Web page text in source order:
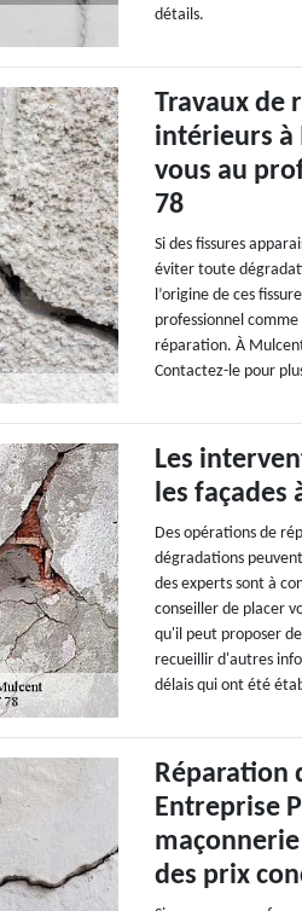
détails.
Travaux de
intérieurs à
vous au
78
Si des fissures
éviter toute
l’origine de ces
professionnel
réparation. À
Contactez-le pour
Les
les façades
Des opérations de
dégradations
des experts sont à
conseiller de placer
qu'il peut proposer
recueillir d'autres
délais qui ont été
Réparation
Entreprise
des prix